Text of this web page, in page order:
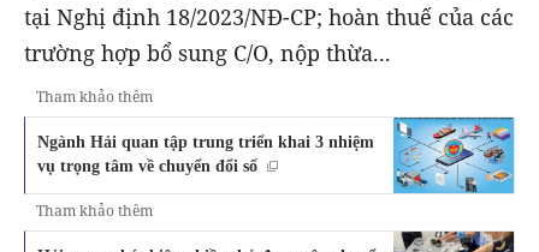
tại Nghị định 18/2023/NĐ-CP; hoàn thuế của các
trường hợp bổ sung C/O, nộp thừa...
Tham khảo thêm
Ngành Hải quan tập trung triển khai 3 nhiệm
vụ trọng tâm về chuyển đổi số
Tham khảo thêm